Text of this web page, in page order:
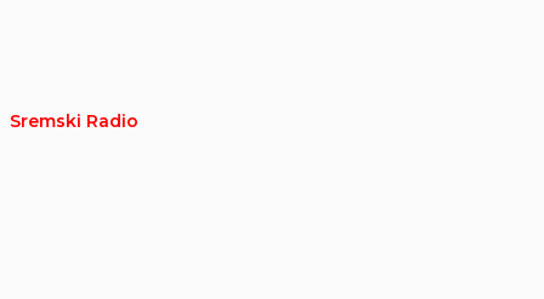
Sremski Radio